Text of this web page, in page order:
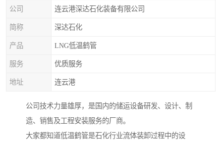
公司 连云港深达石化装备有限公司
简称 深达石化
产品 LNG低温鹤管
服务 优质服务
地址 连云港
公司技术力量雄厚，是国内的储运设备研发、设计、制
造、销售及工程安装服务的厂商。
大家都知道低温鹤管是石化行业流体装卸过程中的设